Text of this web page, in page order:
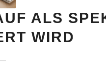
ALS
WIRD